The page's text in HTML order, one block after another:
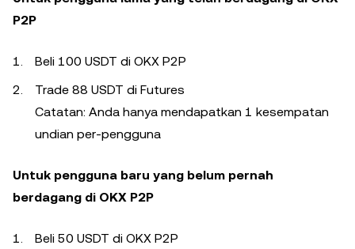
P2P
Beli 100 USDT di OKX P2P
Trade 88 USDT di Futures
Catatan: Anda hanya mendapatkan 1 kesempatan
undian per-pengguna
Untuk pengguna baru yang belum pernah
berdagang di OKX P2P
Beli 50 USDT di OKX P2P